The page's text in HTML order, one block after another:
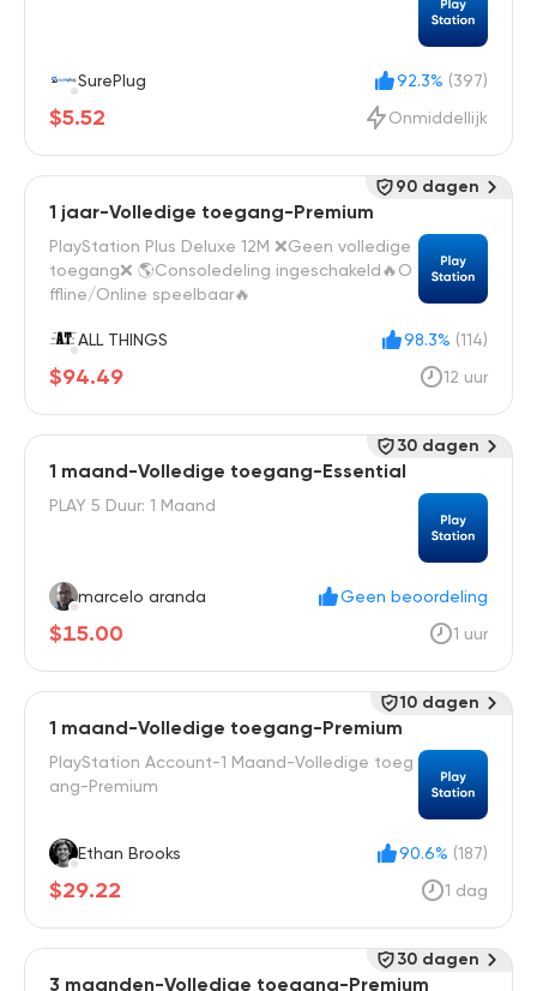
SurePlug 92.3% (397)
$5.52 Onmiddellijk
1 jaar-Volledige toegang-Premium
PlayStation Plus Deluxe 12M ❌Geen volledige
toegang❌ 🌎Consoledeling ingeschakeld🔥O
ffline/Online speelbaar🔥
ALL THINGS 98.3% (114)
$94.49 12 uur
90 dagen
1 maand-Volledige toegang-Essential
PLAY 5 Duur: 1 Maand
marcelo aranda Geen beoordeling
$15.00 1 uur
30 dagen
1 maand-Volledige toegang-Premium
PlayStation Account-1 Maand-Volledige toeg
ang-Premium
Ethan Brooks 90.6% (187)
$29.22 1 dag
10 dagen
3 maanden-Volledige toegang-Premium
30 dagen